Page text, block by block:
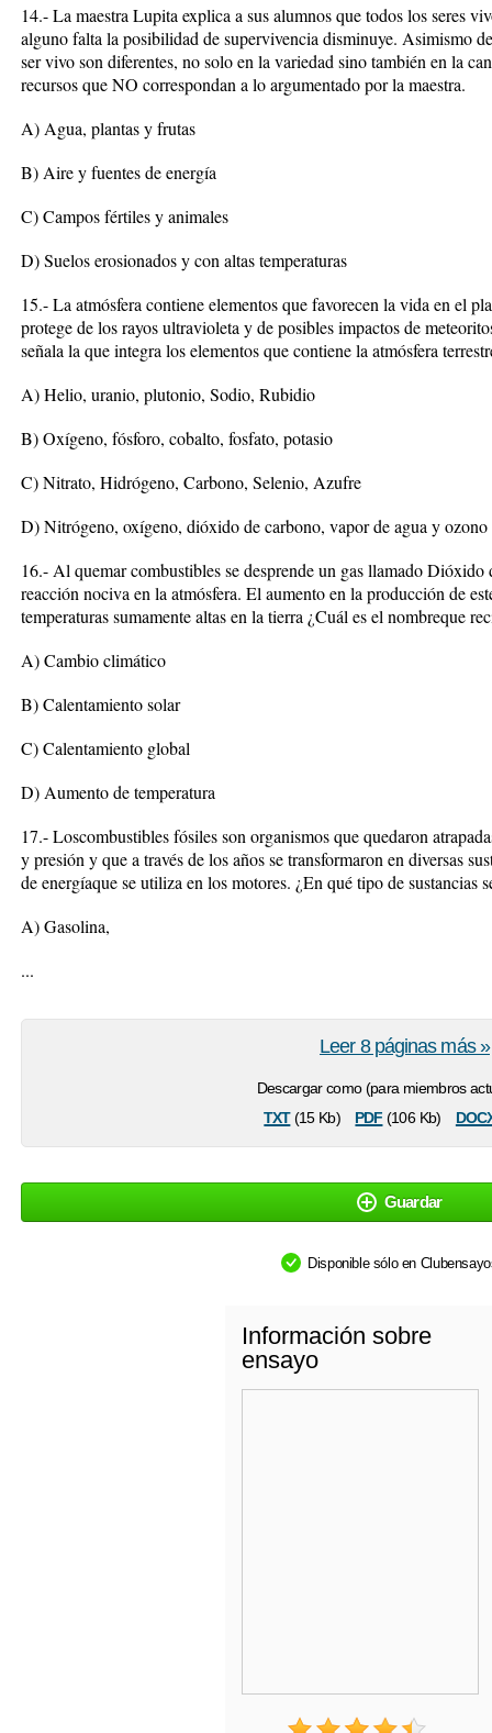
14.- La maestra Lupita explica a sus alumnos que todos los seres
alguno falta la posibilidad de supervivencia disminuye. Asimismo
ser vivo son diferentes, no solo en la variedad sino también en la
recursos que NO correspondan a lo argumentado por la maestra.
A) Agua, plantas y frutas
B) Aire y fuentes de energía
C) Campos fértiles y animales
D) Suelos erosionados y con altas temperaturas
15.- La atmósfera contiene elementos que favorecen la vida en el
protege de los rayos ultravioleta y de posibles impactos de
señala la que integra los elementos que contiene la atmósfera
A) Helio, uranio, plutonio, Sodio, Rubidio
B) Oxígeno, fósforo, cobalto, fosfato, potasio
C) Nitrato, Hidrógeno, Carbono, Selenio, Azufre
D) Nitrógeno, oxígeno, dióxido de carbono, vapor de agua y ozono
16.- Al quemar combustibles se desprende un gas llamado
reacción nociva en la atmósfera. El aumento en la producción de
temperaturas sumamente altas en la tierra ¿Cuál es el nombreque
A) Cambio climático
B) Calentamiento solar
C) Calentamiento global
D) Aumento de temperatura
17.- Loscombustibles fósiles son organismos que quedaron
y presión y que a través de los años se transformaron en diversas
de energíaque se utiliza en los motores. ¿En qué tipo de sustancias
A) Gasolina,
...
Descargar como (para miembros
txt(15 Kb) pdf (106 Kb)
Leer 8 páginas más »
Guardar
Disponible sólo en
Información sobre
ensayo